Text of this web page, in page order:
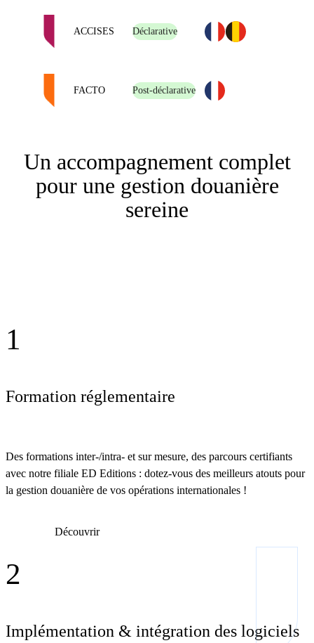
ACCISES Déclarative
FACTO Post-déclarative
Un accompagnement complet
pour une gestion douanière
sereine
1
Formation réglementaire
Des formations inter-/intra- et sur mesure, des parcours certifiants
avec notre filiale ED Editions : dotez-vous des meilleurs atouts pour
la gestion douanière de vos opérations internationales !
Découvrir
2
Implémentation & intégration des logiciels